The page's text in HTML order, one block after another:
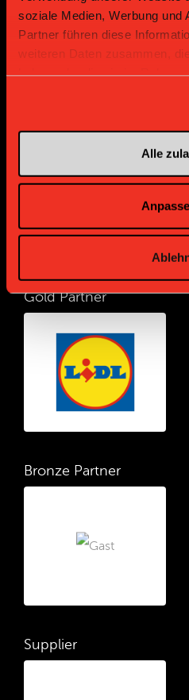
soziale Medien, Werbung und
Partner führen diese
weiteren Daten zusammen,
Alle
Gold Partner
Bronze Partner
Supplier